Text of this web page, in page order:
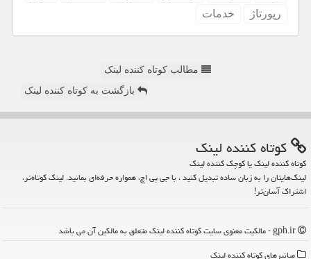
رپورتاژ
خدمات
مطالب کوتاه کننده لینک
بازگشت به کوتاه کننده لینک
كوتاه كننده لینك
کوتاه کننده لینک یا کوچک کننده لینک
لینک‌هایتان را به زبان ساده تبدیل کنید ، با جی پی اچ، همواره حرفه‌ای بمانید. لینک کوتاه‌تر،
اشتراک آسان‌تر!
میانبرهای كوتاه كننده لینك